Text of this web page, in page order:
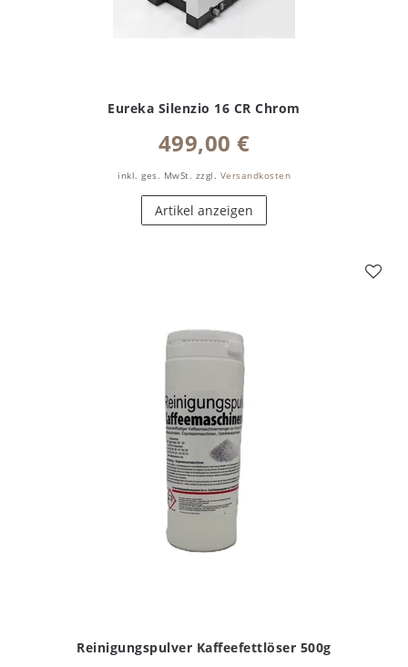
Eureka Silenzio 16 CR Chrom
499,00 €
inkl. ges. MwSt. zzgl. Versandkosten
Artikel anzeigen
Reinigungspulver Kaffeefettlöser 500g